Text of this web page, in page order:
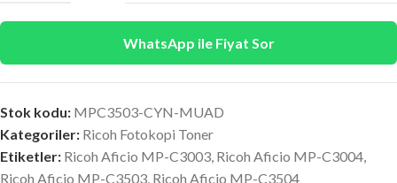
WhatsApp ile Fiyat Sor
Stok kodu: MPC3503-CYN-MUAD
Kategoriler: Ricoh Fotokopi Toner
Etiketler: Ricoh Aficio MP-C3003, Ricoh Aficio MP-C3004,
Ricoh Aficio MP-C3503, Ricoh Aficio MP-C3504